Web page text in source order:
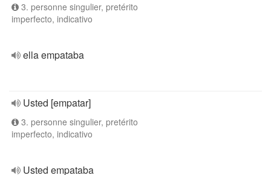
3. personne singulier, pretérito
imperfecto, indicativo
ella empataba
Usted [empatar]
3. personne singulier, pretérito
imperfecto, indicativo
Usted empataba